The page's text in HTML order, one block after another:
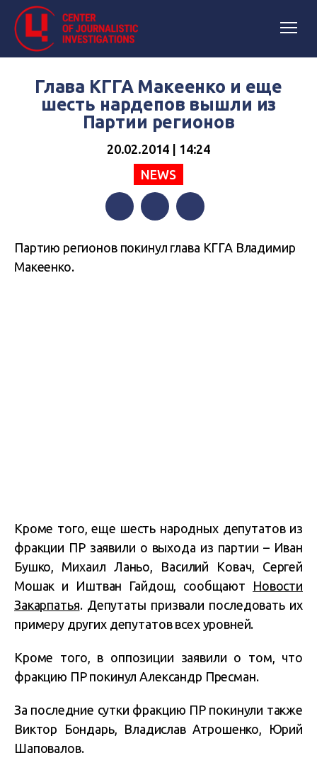
Глава КГГА Макеенко и еще
шесть нардепов вышли из
Партии регионов
20.02.2014 | 14:24
NEWS
Партию регионов покинул глава КГГА Владимир
Макеенко.
Кроме того, еще шесть народных депутатов из
фракции ПР заявили о выхода из партии – Иван
Бушко, Михаил Ланьо, Василий Ковач, Сергей
Мошак и Иштван Гайдош, сообщают Новости
Закарпатья. Депутаты призвали последовать их
примеру других депутатов всех уровней.
Кроме того, в оппозиции заявили о том, что
фракцию ПР покинул Александр Пресман.
За последние сутки фракцию ПР покинули также
Виктор Бондарь, Владислав Атрошенко, Юрий
Шаповалов.